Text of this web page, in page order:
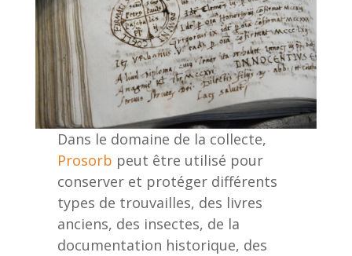
Dans le domaine de la collecte,
Prosorb peut être utilisé pour
conserver et protéger différents
types de trouvailles, des livres
anciens, des insectes, de la
documentation historique, des